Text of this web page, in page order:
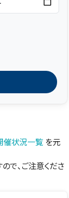
催状況一覧を元
で、ご注意くださ